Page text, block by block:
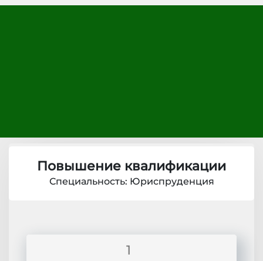
Повышение квалификации
Специальность: Юриспруденция
1